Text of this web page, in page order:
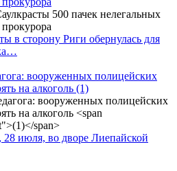
в сторону Риги обернулась для
вооруженных полицейских
на алкоголь (1)
июля, во дворе Лиепайской